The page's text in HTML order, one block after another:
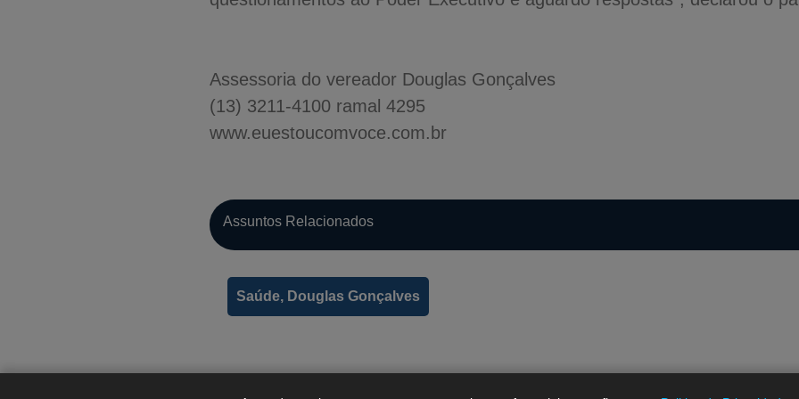
Assessoria do vereador Douglas Gonçalves
(13) 3211-4100 ramal 4295
www.euestoucomvoce.com.br
Assuntos Relacionados
Saúde, Douglas Gonçalves